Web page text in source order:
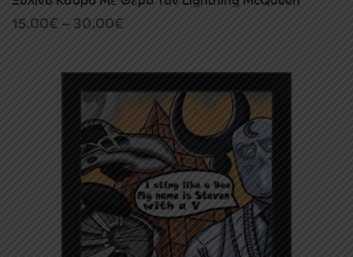
15.00€–30.00€
15.00€
through
30.00€